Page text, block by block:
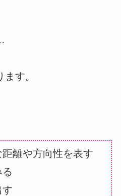
す。
離や方向性を表す